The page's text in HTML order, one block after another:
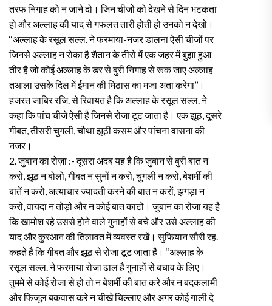
तरफ निगाह को न जाने दो। जिन चीजों को देखने से दिन भटकता
हो और अल्लाह की याद से गफलत तारी होती हो उनको न देखो।
‘‘अल्लाह के रसूल सल्ल. ने फरमाया-नजर डालना ऐसी चीजों पर
जिनसे अल्लाह न रोका है शैतान के तीरो में एक जहर में बुझा हुआ
तीर है जो कोई अल्लाह के डर से बुरी निगाह से रूक जाए अल्लाह
तआला उसके दिल में ईमान की मिठास का मजा अता करेगा’’।
हजरत जाबिर रजि. से रिवायत है कि अल्लाह के रसूल सल्ल. ने
कहा कि पांच चीजे ऐसी है जिनसे रोजा टूट जाता है। एक झूठ, दूसरे
गीबत, तीसरी चुगली, चौथा झूठी कसम और पांचना वासना की
नजर।
2. जुबान का रोज़ा :- दूसरा अदब यह है कि जुबान से बुरी बात न
करो, झूठ न बोलो, गीबत न सुनों न करो, चुगली न करो, बेशर्मी की
बातें न करो, अत्याचार ज्यादती करने की बात न करों, झगड़ा न
करो, वायदा न तोड़ो और न कोई बात काटो। जुबान का रोजा यह है
कि खामोश रहे उससे होने वाले गुनाहों से बचे और उसे अल्लाह की
याद और कुरआन की तिलावत में व्यवस्त रखें। सुफियान सौरी रह.
कहते है कि गीबत और झूठ से रोजा टूट जाता है। ‘‘अल्लाह के
रसूल सल्ल. ने फरमाया रोजा ढाल है गुनाहों से बचाव के लिए।
तुममे से कोई रोजा से हो तो न बेशर्मी की बात करे और न बदकलामी
और फिजूल बकवास करे न चीखे चिल्लाए और अगर कोई गाली दे